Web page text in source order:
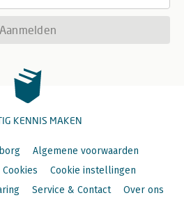
Aanmelden
KENNIS MAKEN
Algemene voorwaarden
Cookies
Cookie instellingen
Service & Contact Over ons